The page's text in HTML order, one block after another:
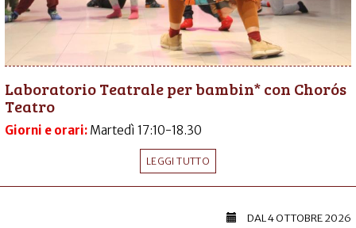
Laboratorio Teatrale per bambin* con Chorós
Teatro
Giorni e orari: Martedì 17:10-18.30
LEGGI TUTTO
DAL4 OTTOBRE 2026